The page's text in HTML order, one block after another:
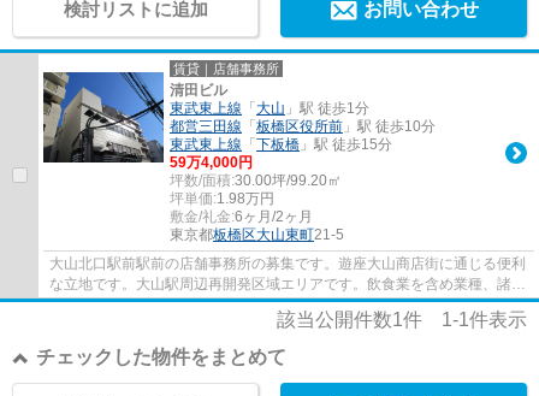
検討リストに追加 お問い合わせ
賃貸｜店舗事務所
清田ビル
東武東上線 「 大山 」駅 徒歩1分
都営三田線 「 板橋区役所前 」駅 徒歩10分
東武東上線 「 下板橋 」駅 徒歩15分
59万4,000円
坪数/面積:30.00坪/99.20㎡
坪単価:1.98万円
敷金/礼金:6ヶ月/2ヶ月
東京都板橋区大山東町21-5
大山北口駅前駅前の店舗事務所の募集です。遊座大山商店街に通じる便利
な立地です。大山駅周辺再開発区域エリアです。飲食業を含め業種、諸条
件お問合せ下さい。※2025年12月中旬室内完...
該当公開件数1件 1-1件表示
チェックした物件をまとめて